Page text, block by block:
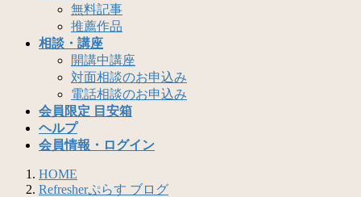
無料記事
推薦作品
相談・講座
開講中講座
対面相談のお申込み
電話相談のお申込み
会員限定 目安箱
ヘルプ
会員情報・ログイン
HOME
Refresherぷらす ブログ